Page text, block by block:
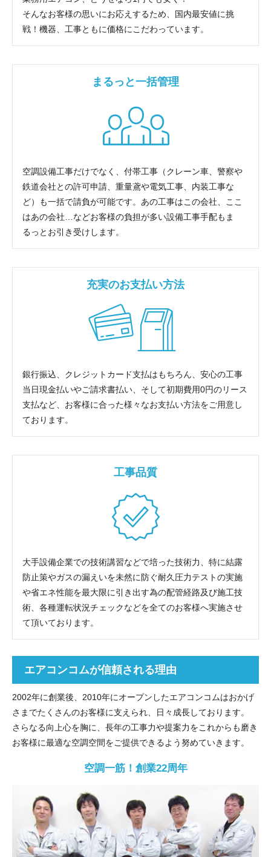
そんなお客様の思いにお応えするため、国内最安値に挑
戦！機器、工事ともに価格にこだわっています。
まるっと一括管理
空調設備工事だけでなく、付帯工事（クレーン車、警察や
鉄道会社との許可申請、重量鳶や電気工事、内装工事な
ど）も一括で請負が可能です。あの工事はこの会社、ここ
はあの会社…などお客様の負担が多い設備工事手配もま
るっとお引き受けします。
充実のお支払い方法
銀行振込、クレジットカード支払はもちろん、安心の工事
当日現金払いやご請求書払い、そして初期費用0円のリース
支払など、お客様に合った様々なお支払い方法をご用意し
ております。
工事品質
大手設備企業での技術講習などで培った技術力、特に結露
防止策やガスの漏えいを未然に防ぐ耐久圧力テストの実施
や省エネ性能を最大限に引き出す為の配管経路及び施工技
術、各種運転状況チェックなどを全てのお客様へ実施させ
て頂いております。
エアコンコムが信頼される理由
2002年に創業後、2010年にオープンしたエアコンコムはおかげ
さまでたくさんのお客様に支えられ、日々成長しております。
さらなる向上心を胸に、長年の工事力や提案力をこれからも磨き
お客様に最適な空調空間をご提供できるよう努めていきます。
空調一筋！創業22周年